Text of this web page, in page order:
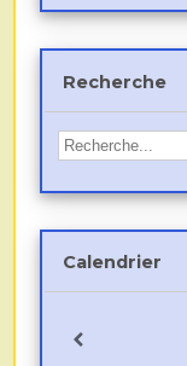
Recherche
Calendrier